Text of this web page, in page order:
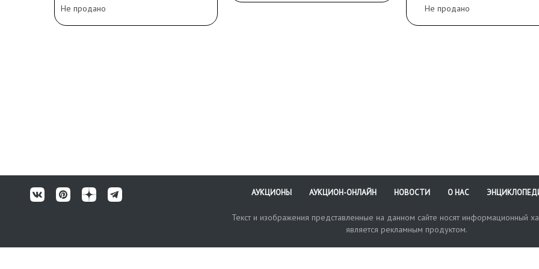
Не продано
стекло, паспарту.
Не продано
АУКЦИОНЫ АУКЦИОН-ОНЛАЙН НОВОСТИ О НАС
Текст и изображения представленные на данном сайте носят информационный
является рекламным продуктом.